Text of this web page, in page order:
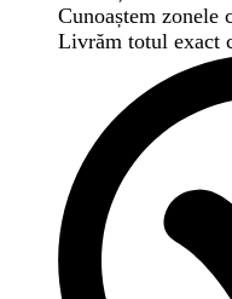
Cunoaștem
Livrăm totul exact